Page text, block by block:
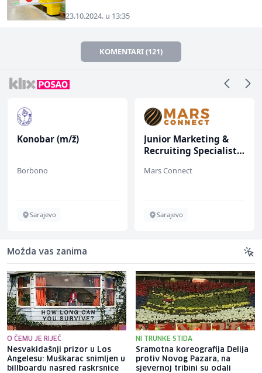
23.10.2024. u 13:35
KOMENTARI (121)
Konobar (m/ž)
Borbono
Sarajevo
Junior Marketing &
Recruiting Specialist
Mars Connect
Sarajevo
Možda vas zanima
O ČEMU JE RIJEČ
Nesvakidašnji prizor u Los
Angelesu: Muškarac snimljen u
billboardu nasred raskrsnice
NI TRUNKE STIDA
Sramotna koreografija Delija
protiv Novog Pazara, na
sjevernoj tribini su odali